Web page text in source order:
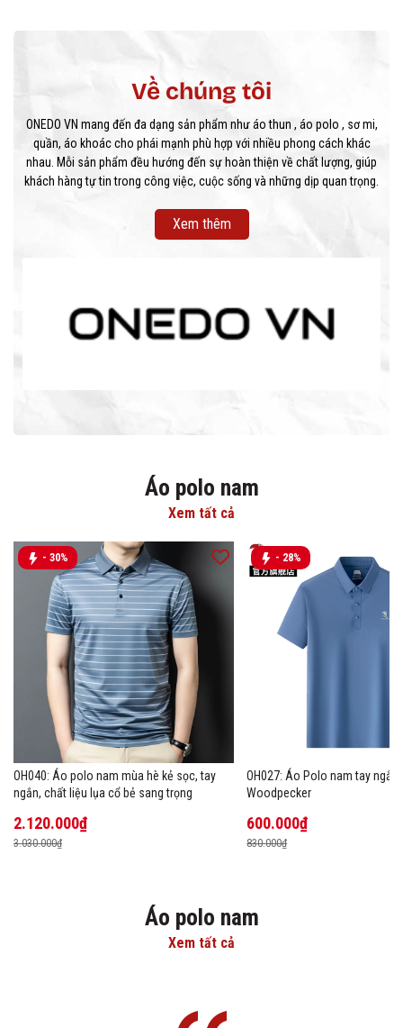
Về chúng tôi
ONEDO VN mang đến đa dạng sản phẩm như áo thun , áo polo , sơ mi,
quần, áo khoác cho phái mạnh phù hợp với nhiều phong cách khác
nhau. Mỗi sản phẩm đều hướng đến sự hoàn thiện về chất lượng, giúp
khách hàng tự tin trong công việc, cuộc sống và những dịp quan trọng.
Xem thêm
Áo polo nam
Xem tất cả
- 30%
OH040: Áo polo nam mùa hè kẻ sọc, tay
ngắn, chất liệu lụa cổ bẻ sang trọng
2.120.000₫
3.030.000₫
- 28%
OH027: Áo Polo nam tay ngắn
Woodpecker
600.000₫
830.000₫
Áo polo nam
Xem tất cả